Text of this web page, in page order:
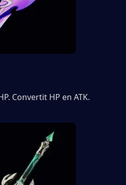
Convertit HP en ATK.